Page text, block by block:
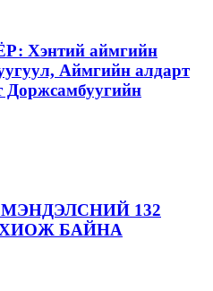
Хэнтий аймгийн
Аймгийн алдарт
Доржсамбуугийн
132
БАЙНА